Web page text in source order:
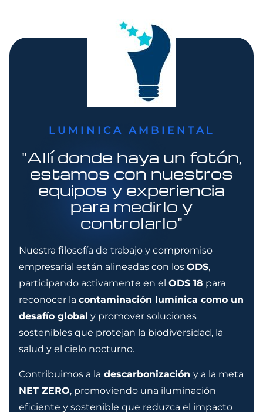
LUMINICA AMBIENTAL
"Allí donde haya un fotón,
estamos con nuestros
equipos y experiencia
para medirlo y
controlarlo"
Nuestra filosofía de trabajo y compromiso
empresarial están alineadas con los ODS,
participando activamente en el ODS 18 para
reconocer la contaminación lumínica como un
desafío global y promover soluciones
sostenibles que protejan la biodiversidad, la
salud y el cielo nocturno.
Contribuimos a la descarbonización y a la meta
NET ZERO, promoviendo una iluminación
eficiente y sostenible que reduzca el impacto